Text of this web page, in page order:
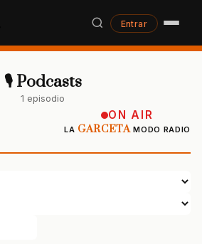
Entrar
🎙 Podcasts
1 episodio
ON AIR
LA GARCETAMODO RADIO